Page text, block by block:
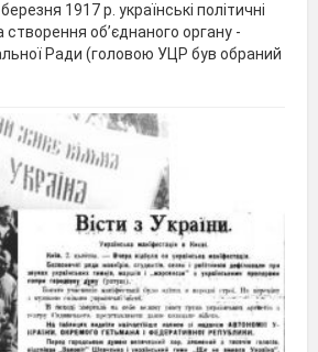
1917 р. українські політичні
об’єднаного органу -
Ради (головою УЦР був обраний